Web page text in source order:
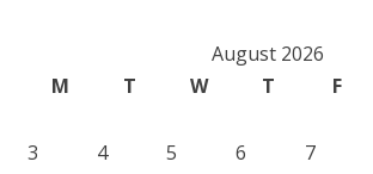
August 2026
M
T W T F
3
4 5 6 7